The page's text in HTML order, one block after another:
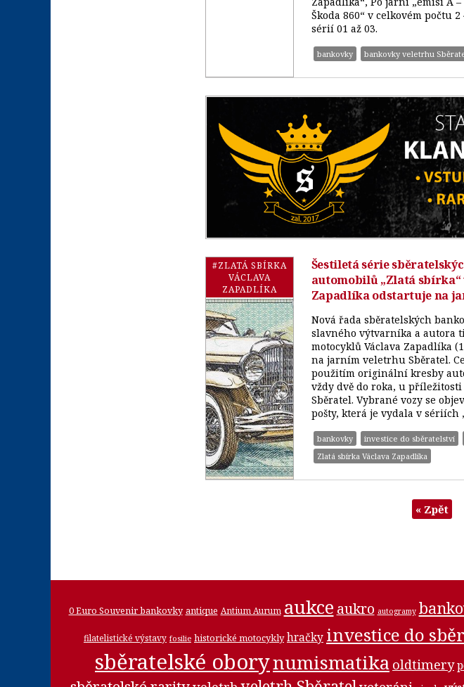
Škoda 860“ v celkovém počtu
sérií 01 až 03.
bankovky bankovky veletrhu
#ZLATÁ SBÍRKA
VÁCLAVA
ZAPADLÍKA
Šestiletá série
automobilů „Zlatá
Zapadlíka odstartuje na
Nová řada sběratelských
slavného výtvarníka a autora
motocyklů Václava Zapadlíka
na jarním veletrhu Sběratel.
použitím originální kresby
vždy dvě do roka, u
Sběratel. Vybrané vozy se
pošty, která je vydala v sériích
bankovky investice do sběratelství
Zlatá sbírka Václava Zapadlíka
« Zpět
0 Euro Souvenir bankovky antique Antium Aurum aukce aukro autogramy
filatelistické výstavy fosilie historické motocykly hračky investice do
sběratelské oborynumismatika oldtimery